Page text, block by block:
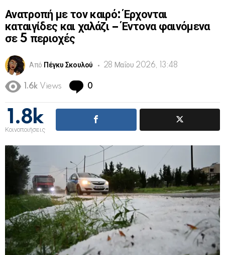
Ανατροπή με τον καιρό: Έρχονται
καταιγίδες και χαλάζι – Έντονα φαινόμενα
σε 5 περιοχές
Από Πέγκυ Σκουλού 28 Μαΐου 2026, 13:48
1.6k Views 0
1.8k
Κοινοποιήσεις